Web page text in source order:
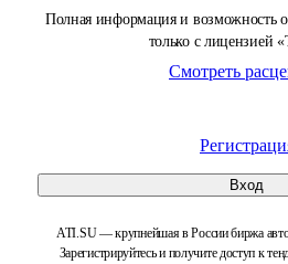
Полная информация и возможность
только с лицензией
Смотреть
Вход
ATI.SU — крупнейшая в России биржа
Зарегистрируйтесь и получите доступ к